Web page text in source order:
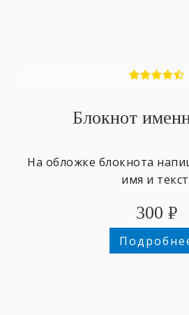
Блокнот
На обложке блокнота
имя и
300 ₽